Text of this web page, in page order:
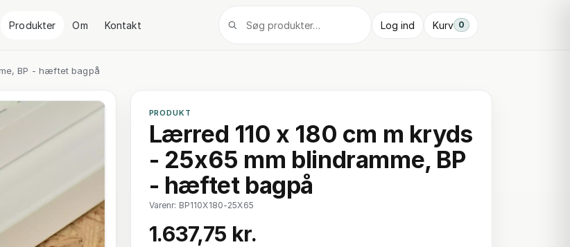
Produkter Om Kontakt Log ind Kurv 0
BP - hæftet bagpå
PRODUKT
Lærred 110 x 180 cm m kryds
- 25x65 mm blindramme, BP
- hæftet bagpå
Varenr: BP110X180-25X65
1.637,75 kr.